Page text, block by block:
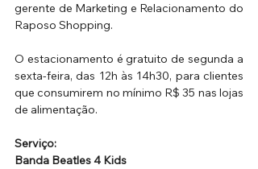
gerente de Marketing e Relacionamento do
Raposo Shopping.
O estacionamento é gratuito de segunda a
sexta-feira, das 12h às 14h30, para clientes
que consumirem no mínimo R$ 35 nas lojas
de alimentação.
Serviço:
Banda Beatles 4 Kids